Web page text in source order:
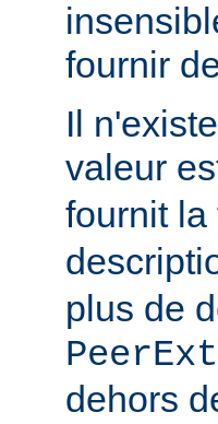
fournir
Il
valeur
fournit la
plus de
dehors